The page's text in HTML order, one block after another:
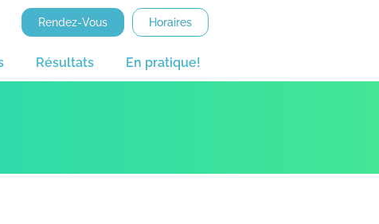
Rendez-Vous Horaires
Résultats En pratique!